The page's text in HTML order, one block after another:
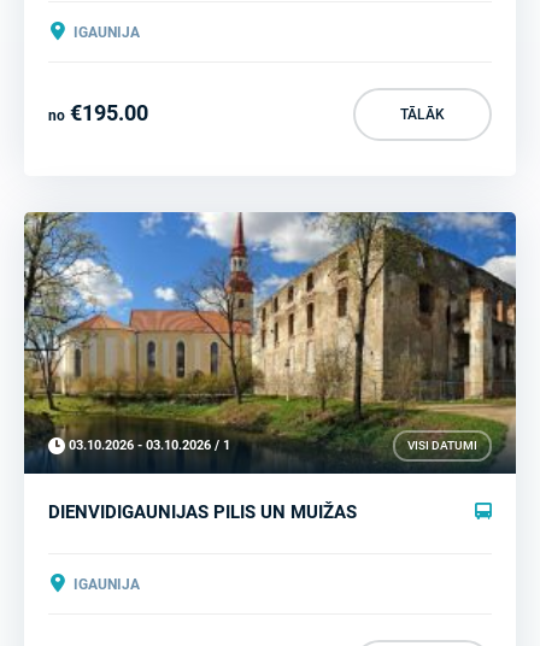
IGAUNIJA
no €195.00 TĀLĀK
03.10.2026 - 03.10.2026 / 1 VISI DATUMI
DIENVIDIGAUNIJAS PILIS UN MUIŽAS
IGAUNIJA